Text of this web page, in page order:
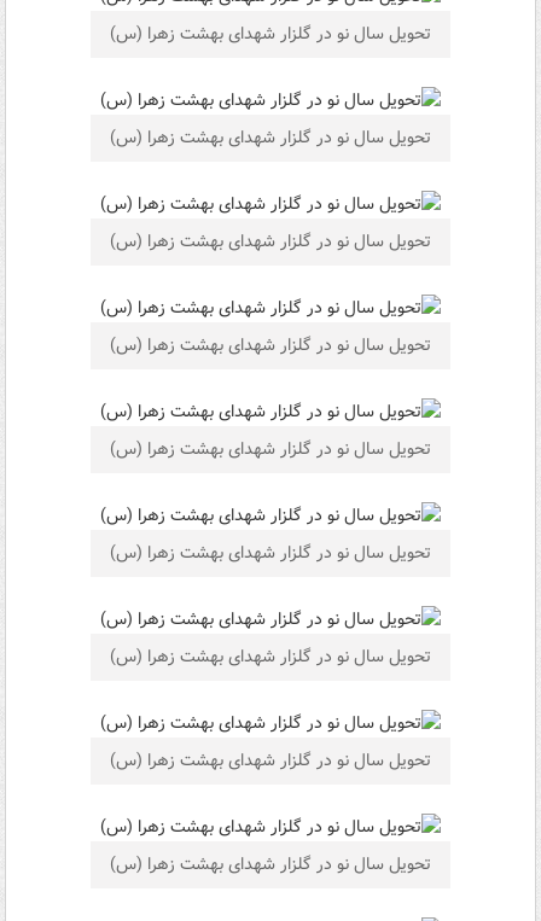
تحویل سال نو در گلزار شهدای بهشت زهرا (س)
تحویل سال نو در گلزار شهدای بهشت زهرا (س)
تحویل سال نو در گلزار شهدای بهشت زهرا (س)
تحویل سال نو در گلزار شهدای بهشت زهرا (س)
تحویل سال نو در گلزار شهدای بهشت زهرا (س)
تحویل سال نو در گلزار شهدای بهشت زهرا (س)
تحویل سال نو در گلزار شهدای بهشت زهرا (س)
تحویل سال نو در گلزار شهدای بهشت زهرا (س)
تحویل سال نو در گلزار شهدای بهشت زهرا (س)